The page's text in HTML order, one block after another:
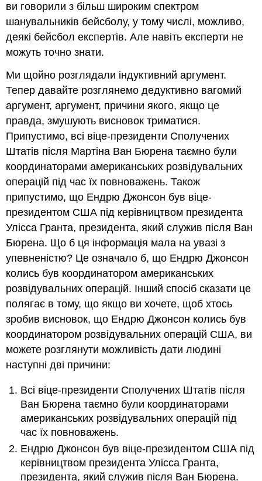
ви говорили з більш широким спектром
шанувальників бейсболу, у тому числі, можливо,
деякі бейсбол експертів. Але навіть експерти не
можуть точно знати.
Ми щойно розглядали індуктивний аргумент.
Тепер давайте розглянемо дедуктивно вагомий
аргумент, аргумент, причини якого, якщо це
правда, змушують висновок триматися.
Припустимо, всі віце-президенти Сполучених
Штатів після Мартіна Ван Бюрена таємно були
координаторами американських розвідувальних
операцій під час їх повноважень. Також
припустимо, що Ендрю Джонсон був віце-
президентом США під керівництвом президента
Улісса Гранта, президента, який служив після Ван
Бюрена. Що б ця інформація мала на увазі з
упевненістю? Це означало б, що Ендрю Джонсон
колись був координатором американських
розвідувальних операцій. Інший спосіб сказати це
полягає в тому, що якщо ви хочете, щоб хтось
зробив висновок, що Ендрю Джонсон колись був
координатором розвідувальних операцій США, ви
можете розглянути можливість дати людині
наступні дві причини:
Всі віце-президенти Сполучених Штатів після
Ван Бюрена таємно були координаторами
американських розвідувальних операцій під
час їх повноважень.
Ендрю Джонсон був віце-президентом США під
керівництвом президента Улісса Гранта,
президента, який служив після Ван Бюрена.